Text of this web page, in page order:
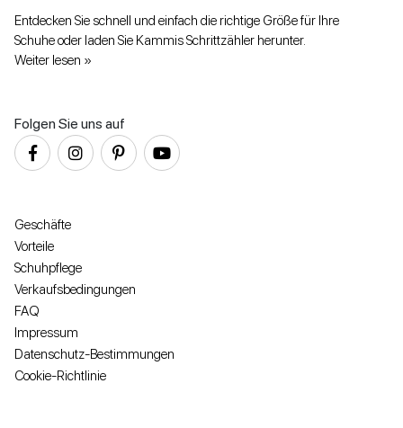
Entdecken Sie schnell und einfach die richtige Größe für Ihre
Schuhe oder laden Sie Kammis Schrittzähler herunter.
Weiter lesen »
Folgen Sie uns auf
Geschäfte
Vorteile
Schuhpflege
Verkaufsbedingungen
FAQ
Impressum
Datenschutz-Bestimmungen
Cookie-Richtlinie